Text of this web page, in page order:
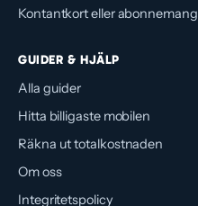
Kontantkort eller abonnemang
GUIDER & HJÄLP
Alla guider
Hitta billigaste mobilen
Räkna ut totalkostnaden
Om oss
Integritetspolicy